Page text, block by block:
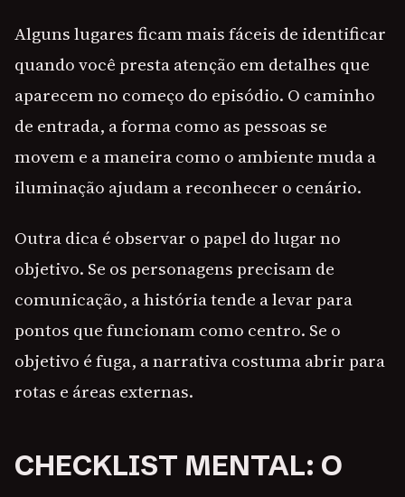
Alguns lugares ficam mais fáceis de identificar
quando você presta atenção em detalhes que
aparecem no começo do episódio. O caminho
de entrada, a forma como as pessoas se
movem e a maneira como o ambiente muda a
iluminação ajudam a reconhecer o cenário.
Outra dica é observar o papel do lugar no
objetivo. Se os personagens precisam de
comunicação, a história tende a levar para
pontos que funcionam como centro. Se o
objetivo é fuga, a narrativa costuma abrir para
rotas e áreas externas.
CHECKLIST MENTAL: O